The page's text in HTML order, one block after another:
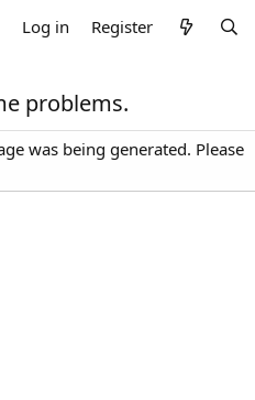
Log in Register
problems.
was being generated. Please